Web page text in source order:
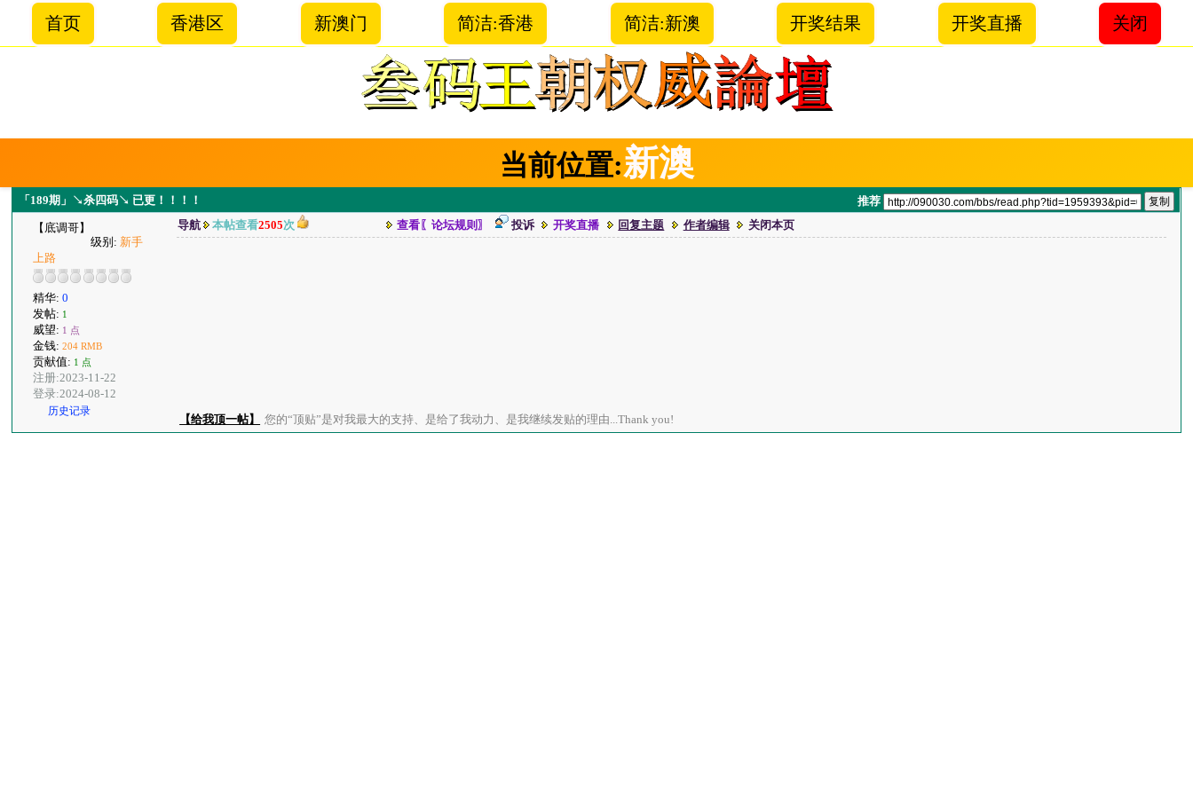
首页 香港区 新澳门 简洁:香港 简洁:新澳 开奖结果 开奖直播 关闭
当前位置:新澳
「189期」↘杀四码↘ 已更！！！！ 推荐
【底调哥】
级别: 新手
上路
精华:0
发帖: 1
威望: 1 点
金钱:204 RMB
贡献值: 1 点
注册:2023-11-22
登录:2024-08-12
历史记录
导航 本帖查看2505次 查看〖论坛规则〗 投诉 开奖直播 回复主题 作者编辑 关闭本页
【给我顶一帖】 您的“顶贴”是对我最大的支持、是给了我动力、是我继续发贴的理由...Thank you!